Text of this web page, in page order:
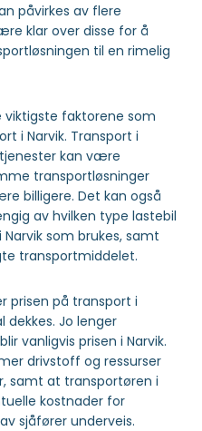
påvirkes av flere
klar over disse for å
til en rimelig
viktigste faktorene som
i Narvik. Transport i
kan være
transportløsninger
billigere. Det kan også
av hvilken type lastebil
som brukes, samt
transportmiddelet.
prisen på transport i
dekkes. Jo lenger
vanligvis prisen i Narvik.
drivstoff og ressurser
samt at transportøren i
kostnader for
sjåfører underveis.